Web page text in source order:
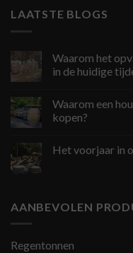
LAATSTE BLOGS
Waarom het
in de huidige
Waarom een
kopen?
Het voorjaar in
AANBEVOLEN
Regentonnen